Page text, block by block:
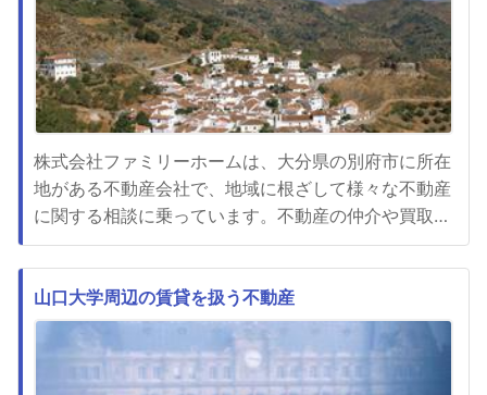
郡、喜多郡や大洲市と広範囲...
株式会社ファミリーホームは、大分県の別府市に所在
地がある不動産会社で、地域に根ざして様々な不動産
に関する相談に乗っています。不動産の仲介や買取を
始めとして、不動産管理や相続に空き家の対策、賃貸
物件の情報提供や掲載なども手掛けているのが特徴で
す。賃貸物件探しはアパートやマンションに一戸建て
に、貸店舗や貸事務所、貸駐車場や貸土地とビルに倉
庫も情報があります。また...
山口大学周辺の賃貸を扱う不動産